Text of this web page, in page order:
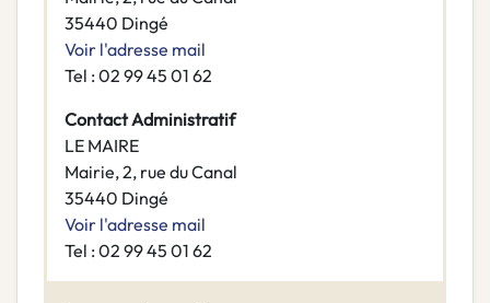
35440 Dingé
Voir l'adresse mail
Tel : 02 99 45 01 62
Contact Administratif
LE MAIRE
Mairie, 2, rue du Canal
35440 Dingé
Voir l'adresse mail
Tel : 02 99 45 01 62